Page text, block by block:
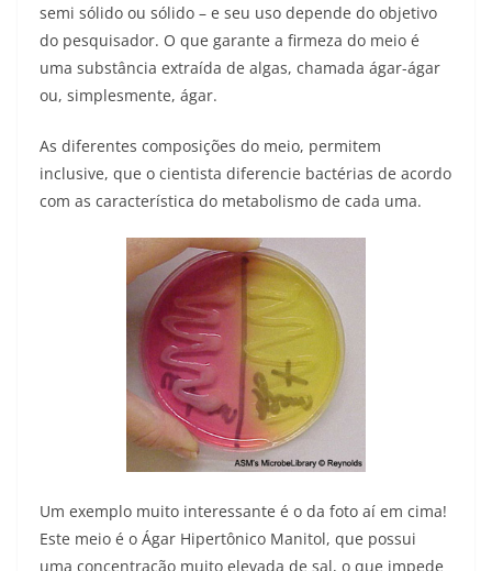
semi sólido ou sólido – e seu uso depende do objetivo
do pesquisador. O que garante a firmeza do meio é
uma substância extraída de algas, chamada ágar-ágar
ou, simplesmente, ágar.
As diferentes composições do meio, permitem
inclusive, que o cientista diferencie bactérias de acordo
com as característica do metabolismo de cada uma.
Um exemplo muito interessante é o da foto aí em cima!
Este meio é o Ágar Hipertônico Manitol, que possui
uma concentração muito elevada de sal, o que impede